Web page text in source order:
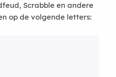
Scrabble en andere
op de volgende letters: